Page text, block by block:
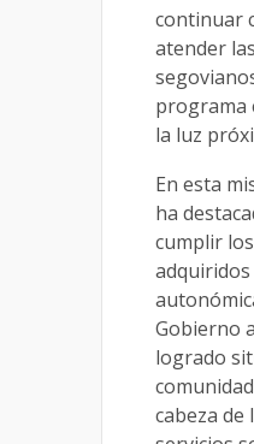
continuar
atender
programa
la luz
En esta
ha
cumplir
adquiridos
Gobierno
logrado
cabeza de